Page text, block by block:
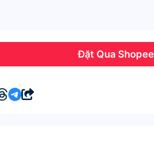
Đặt Qua Shopee